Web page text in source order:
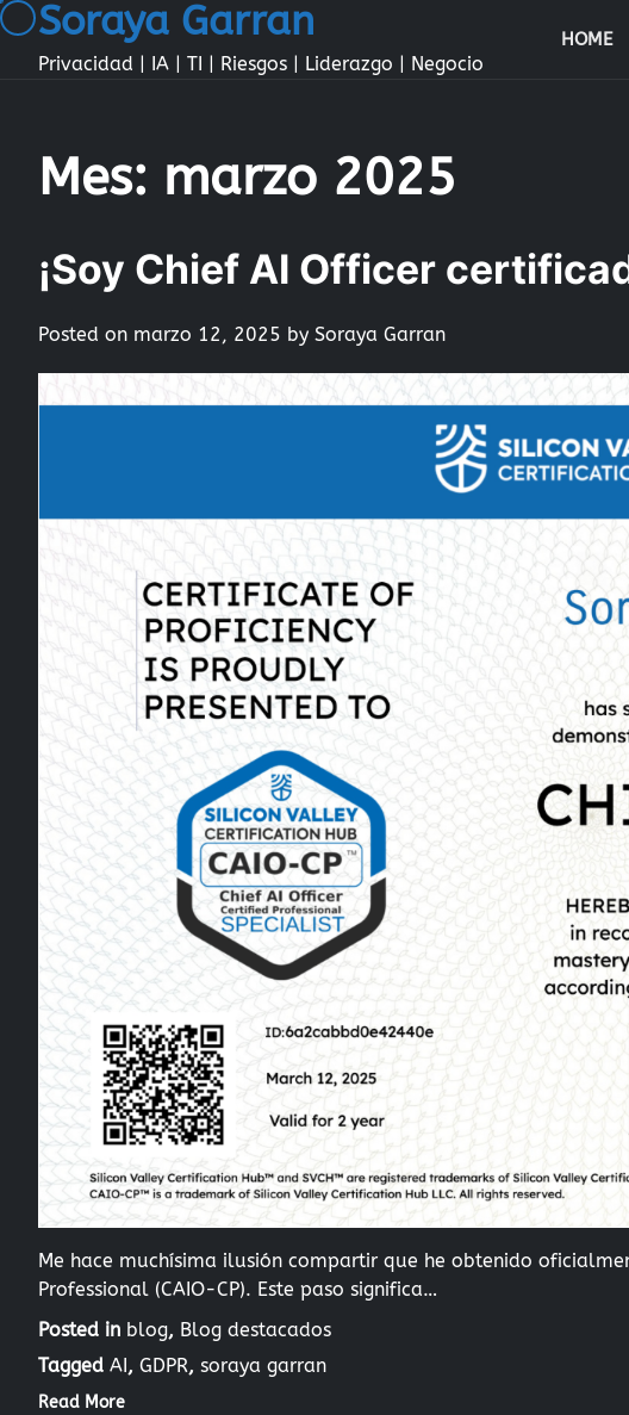
Skip
to
content
Soraya Garran
Privacidad | IA | TI | Riesgos | Liderazgo | Negocio
HOME
Mes: marzo 2025
¡Soy Chief AI Officer
Posted on marzo 12, 2025 by Soraya Garran
Me hace muchísima ilusión compartir que he obtenido
Professional (CAIO-CP). Este paso significa…
Posted in blog, Blog destacados
Tagged AI , GDPR, soraya garran
Read More